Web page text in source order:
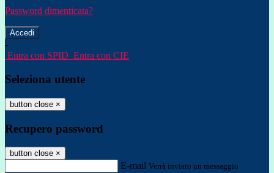
Password dimenticata?
-
Entra con SPID Entra con CIE
Seleziona utente
button close ×
Recupero password
button close ×
E-mail Verrà inviato un messaggio